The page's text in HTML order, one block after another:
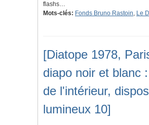
flashs…
Mots-clés: Fonds Bruno Rastoin, Le
[Diatope 1978,
diapo noir et blanc
de l'intérieur,
lumineux 10]